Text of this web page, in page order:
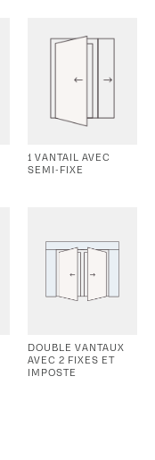
1 VANTAIL AVEC
SEMI-FIXE
DOUBLE VANTAUX
AVEC 2 FIXES ET
IMPOSTE